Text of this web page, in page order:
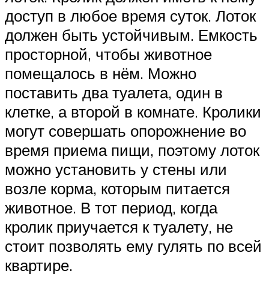
доступ в любое время суток. Лоток
должен быть устойчивым. Емкость
просторной, чтобы животное
помещалось в нём. Можно
поставить два туалета, один в
клетке, а второй в комнате. Кролики
могут совершать опорожнение во
время приема пищи, поэтому лоток
можно установить у стены или
возле корма, которым питается
животное. В тот период, когда
кролик приучается к туалету, не
стоит позволять ему гулять по всей
квартире.